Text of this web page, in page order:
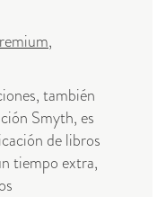
,
también
Smyth, es
de libros
tiempo extra,